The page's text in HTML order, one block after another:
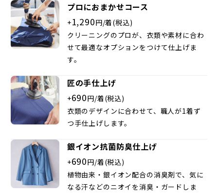
プロにおまかせコース
+1,290円/着(税込)
クリーニングのプロが、衣類や素材に合わ
せて最適なオプションをつけて仕上げま
す。
匠の手仕上げ
+690円/着(税込)
衣類のデザインに合わせて、職人が1着ず
つ手仕上げします。
銀イオン抗菌防臭仕上げ
+690円/着(税込)
植物由来・銀イオン配合の消臭剤で、気に
なる汗などのニオイを消臭・ガードしま